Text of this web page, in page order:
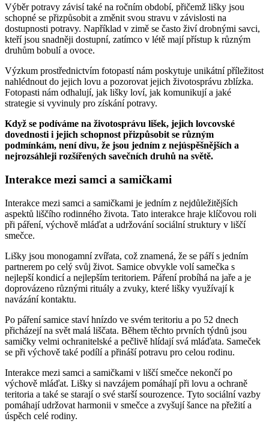
Výběr potravy závisí také na ročním období, přičemž lišky jsou
schopné se přizpůsobit a změnit svou stravu v závislosti na
dostupnosti potravy. Například v zimě se často živí drobnými savci,
kteří jsou snadněji dostupní, zatímco v létě mají přístup k různým
druhům bobulí a ovoce.
Výzkum prostřednictvím fotopastí nám poskytuje unikátní příležitost
nahlédnout do jejich lovu a pozorovat jejich životosprávu zblízka.
Fotopasti nám odhalují, jak lišky loví, jak komunikují a jaké
strategie si vyvinuly pro získání potravy.
Když se podíváme na životosprávu lišek, jejich lovcovské
dovednosti i jejich schopnost přizpůsobit se různým
podmínkám, není divu, že jsou jedním z nejúspěšnějších a
nejrozsáhleji rozšířených savečních druhů na světě.
Interakce mezi samci a samičkami
Interakce mezi samci a samičkami je jedním z nejdůležitějších
aspektů liščího rodinného života. Tato interakce hraje klíčovou roli
při páření, výchově mláďat a udržování sociální struktury v liščí
smečce.
Lišky jsou monogamní zvířata, což znamená, že se páří s jedním
partnerem po celý svůj život. Samice obvykle volí samečka s
nejlepší kondicí a nejlepším teritoriem. Páření probíhá na jaře a je
doprovázeno různými rituály a zvuky, které lišky využívají k
navázání kontaktu.
Po páření samice staví hnízdo ve svém teritoriu a po 52 dnech
přicházejí na svět malá liščata. Během těchto prvních týdnů jsou
samičky velmi ochranitelské a pečlivě hlídají svá mláďata. Sameček
se při výchově také podílí a přináší potravu pro celou rodinu.
Interakce mezi samci a samičkami v liščí smečce nekončí po
výchově mláďat. Lišky si navzájem pomáhají při lovu a ochraně
teritoria a také se starají o své starší sourozence. Tyto sociální vazby
pomáhají udržovat harmonii v smečce a zvyšují šance na přežití a
úspěch celé rodiny.